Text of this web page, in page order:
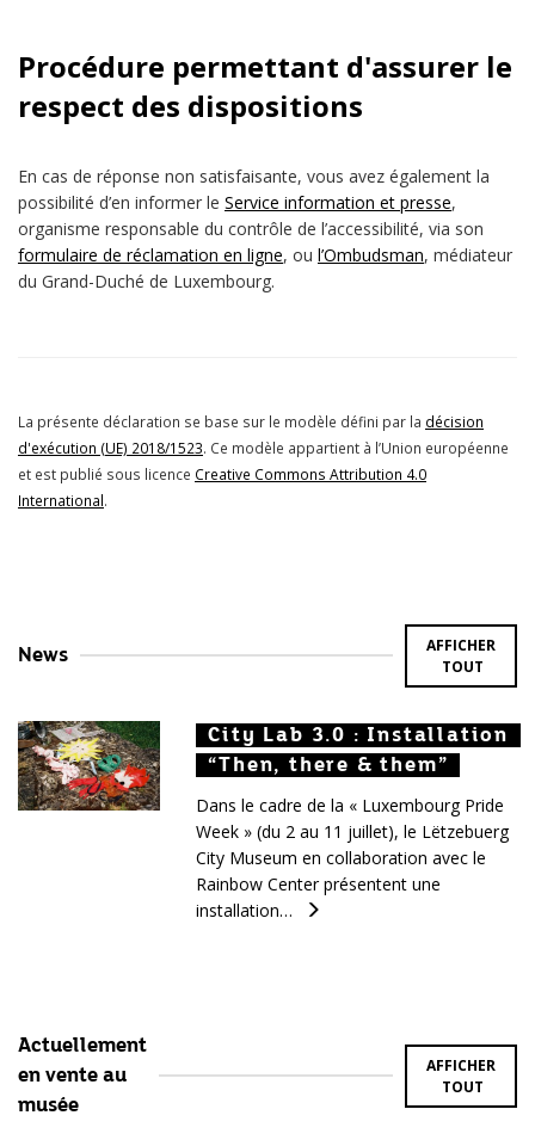
Procédure permettant d'assurer le
respect des dispositions
En cas de réponse non satisfaisante, vous avez également la
possibilité d’en informer le Service information et presse,
organisme responsable du contrôle de l’accessibilité, via son
formulaire de réclamation en ligne, ou l’Ombudsman, médiateur
du Grand-Duché de Luxembourg.
La présente déclaration se base sur le modèle défini par la décision
d'exécution (UE) 2018/1523. Ce modèle appartient à l’Union européenne
et est publié sous licence Creative Commons Attribution 4.0
International.
News
AFFICHER
TOUT
City Lab 3.0 : Installation
“Then, there & them”
City Lab 3.0 : Installation
“Then, there & them”
City Lab 3.0 : Installation
“Then, there & them”
Dans le cadre de la « Luxembourg Pride
Week » (du 2 au 11 juillet), le Lëtzebuerg
City Museum en collaboration avec le
Rainbow Center présentent une
installation…
Actuellement
en vente au
musée
AFFICHER
TOUT